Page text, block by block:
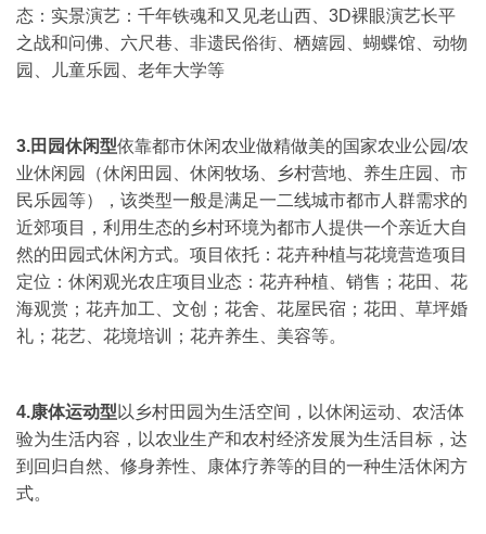
态：实景演艺：千年铁魂和又见老山西、3D裸眼演艺长平
之战和问佛、六尺巷、非遗民俗街、栖嬉园、蝴蝶馆、动物
园、儿童乐园、老年大学等
3.田园休闲型依靠都市休闲农业做精做美的国家农业公园/农
业休闲园（休闲田园、休闲牧场、乡村营地、养生庄园、市
民乐园等），该类型一般是满足一二线城市都市人群需求的
近郊项目，利用生态的乡村环境为都市人提供一个亲近大自
然的田园式休闲方式。 项目依托：花卉种植与花境营造项目
定位：休闲观光农庄项目业态：花卉种植、销售；花田、花
海观赏；花卉加工、文创；花舍、花屋民宿；花田、草坪婚
礼；花艺、花境培训；花卉养生、美容等。
4.康体运动型 以乡村田园为生活空间，以休闲运动、农活体
验为生活内容，以农业生产和农村经济发展为生活目标，达
到回归自然、修身养性、康体疗养等的目的一种生活休闲方
式。